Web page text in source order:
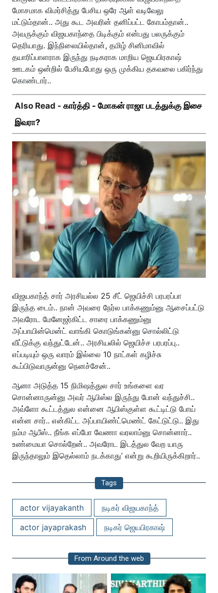
மோசமாக விமர்சித்து பேசிய ஒரே ஆள் வடிவேலு
மட்டும்தான்.. அது கூட அவரின் தனிப்பட்ட கோபம்தான்..
அவருக்கும் விஜயகாந்தை பிடிக்கும் என்பது பலருக்கும்
தெரியாது. இந்நிலையில்தான், தமிழ் சினிமாவில்
தயாரிப்பாளராக இருந்து நடிகராக மாறிய ஜெயபிரகாஷ்
ஊடகம் ஒன்றில் பேசியபோது ஒரு முக்கிய தகவலை பகிர்ந்து
கொண்டார்..
Also Read - கார்த்தி - மோகன் ராஜா படத்துக்கு இசை
இவரா?
விஜயகாந்த் சார் அரசியல்ல 25 சீட் ஜெயிச்சி பரபரப்பா
இருந்த டைம்.. நான் அவரை நேர்ல பாக்கணும்னு ஆசைப்பட்டு
அவரோட மேனேஜர்கிட்ட சாரை பாக்கணும்னு
அப்பாயின்மென்ட் வாங்கி கொடுங்கன்னு சொல்லிட்டு
வீட்டுக்கு வந்துட்டேன்.. அரசியலில் ஜெயிச்ச பரபரப்பு..
எப்படியும் ஒரு வாரம் இல்லை 10 நாட்கள் கழிச்சு
கூப்பிடுவாருன்னு நெனச்சேன்..
ஆனா அடுத்த 15 நிமிஷத்துல சார் உங்களை வர
சொன்னாருன்னு அவர் ஆபிஸ்ல இருந்து போன் வந்துச்சி..
அவ்ளோ கூட்டத்துல என்னை ஆபிஸ்குள்ள கூட்டிட்டு போய்
என்ன சார்.. என்கிட்ட அப்பாயிண்ட்மெண்ட் கேட்டுட்டு.. இது
நம்ம ஆபீஸ்.. நீங்க எப்போ வேணா வரலாம்னு சொன்னார்..
உண்மையா சொல்றேன்.. அவரோட இடத்துல வேற யாரு
இருந்தாலும் இதெல்லாம் நடக்காது’ என்று கூறியிருக்கிறார்..
Tags
actor vijayakanth
நடிகர் விஜயகாந்த்
actor jayaprakash
நடிகர் ஜெயபிரகாஷ்
From Around the web